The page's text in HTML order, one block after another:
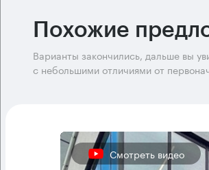
Похожие
Варианты закончились, дальше вы
с небольшими отличиями от
Смотреть видео